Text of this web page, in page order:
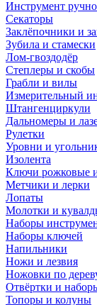
Инструмент
Секаторы
Заклёпочники и
Зубила и стамески
Лом-гвоздодёр
Степлеры и скобы
Грабли и вилы
Измерительный
Штангенциркули
Дальномеры и
Рулетки
Уровни и
Изолента
Ключи рожковые
Метчики и лерки
Лопаты
Молотки и
Наборы
Наборы ключей
Напильники
Ножи и лезвия
Ножовки по
Отвёртки и
Топоры и колуны